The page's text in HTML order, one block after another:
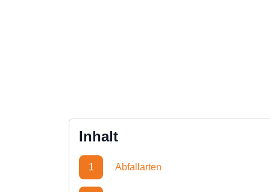
Inhalt
1 Abfallarten